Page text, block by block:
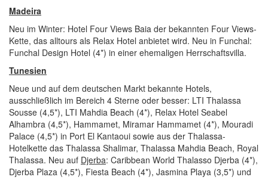
Madeira
Neu im Winter: Hotel Four Views Baia der bekannten Four Views-
Kette, das alltours als Relax Hotel anbietet wird. Neu in Funchal:
Funchal Design Hotel (4*) in einer ehemaligen Herrschaftsvilla.
Tunesien
Neue und auf dem deutschen Markt bekannte Hotels,
ausschließlich im Bereich 4 Sterne oder besser: LTI Thalassa
Sousse (4,5*), LTI Mahdia Beach (4*), Relax Hotel Seabel
Alhambra (4,5*), Hammamet, Miramar Hammamet (4*), Mouradi
Palace (4,5*) in Port El Kantaoui sowie aus der Thalassa-
Hotelkette das Thalassa Shalimar, Thalassa Mahdia Beach, Royal
Thalassa. Neu auf Djerba: Caribbean World Thalasso Djerba (4*),
Djerba Plaza (4,5*), Fiesta Beach (4*), Jasmina Playa (3,5*) und